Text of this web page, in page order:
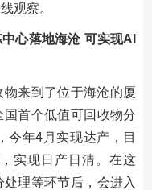
观察。
心落地海沧 可实现AI
来到了位于海沧的厦
首个低值可回收物分
今年4月实现达产，目
实现日产日清。在这
理等环节后，会进入